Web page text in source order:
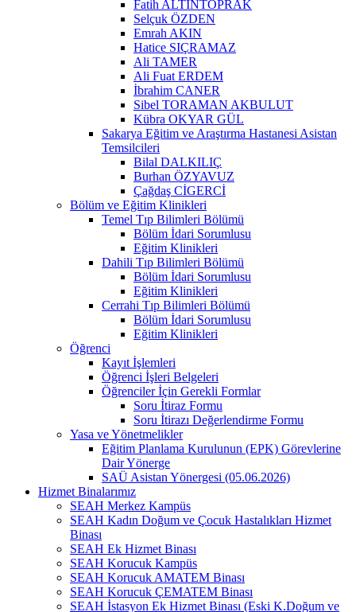
Fatih ALTINTOPRAK
Selçuk ÖZDEN
Emrah AKIN
Hatice SIÇRAMAZ
Ali TAMER
Ali Fuat ERDEM
İbrahim CANER
Sibel TORAMAN AKBULUT
Kübra OKYAR GÜL
Sakarya Eğitim ve Araştırma Hastanesi Asistan
Temsilcileri
Bilal DALKILIÇ
Burhan ÖZYAVUZ
Çağdaş CİGERCİ
Bölüm ve Eğitim Klinikleri
Temel Tıp Bilimleri Bölümü
Bölüm İdari Sorumlusu
Eğitim Klinikleri
Dahili Tıp Bilimleri Bölümü
Bölüm İdari Sorumlusu
Eğitim Klinikleri
Cerrahi Tıp Bilimleri Bölümü
Bölüm İdari Sorumlusu
Eğitim Klinikleri
Öğrenci
Kayıt İşlemleri
Öğrenci İşleri Belgeleri
Öğrenciler İçin Gerekli Formlar
Soru İtiraz Formu
Soru İtirazı Değerlendirme Formu
Yasa ve Yönetmelikler
Eğitim Planlama Kurulunun (EPK) Görevlerine
Dair Yönerge
SAÜ Asistan Yönergesi (05.06.2026)
Hizmet Binalarımız
SEAH Merkez Kampüs
SEAH Kadın Doğum ve Çocuk Hastalıkları Hizmet
Binası
SEAH Ek Hizmet Binası
SEAH Korucuk Kampüs
SEAH Korucuk AMATEM Binası
SEAH Korucuk ÇEMATEM Binası
SEAH İstasyon Ek Hizmet Binası (Eski K.Doğum ve